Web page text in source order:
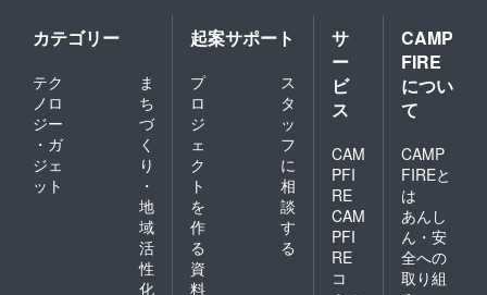
ンター
なども
ご用意
くださ
い。）
全ての
支援者
下もお
送りし
ます。
・お礼
のメー
ル ・進
捗報告
メール
くなっ
て、植
え替え
るとこ
ろが無
い場合
は、産
樹をし
ましょ
う。
（ウル
シの種
は30粒
程度お
送りし
年12月
～2022
年2月）
・2022
年2月開
催予
定 オ
ン交流
会ご招
待（ご
希望者
のみ）
以内、
字体は
行書
体、楷
書体、
ゴシッ
ク体か
ます。
備考欄
にご希
望の文
字をご
記入く
ださ
い。文
字をご
記入く
ださ
い。文
字入れ
不要の
場合も
入れ不
要」と
ご記入
くださ
い。 ＜
作品の
ストー
リー＞
ウル
カテゴリー
テク
ノロ
ジー
・ガ
ジェ
ット
ま
ち
づ
く
り
・
地
域
活
性
化
起案サポート
プ
ロ
ジ
ェ
ク
ト
を
作
る
ス
タ
ッ
フ
に
相
談
す
る
資
料
サ
ー
ビ
ス
CAM
PFI
RE
CAM
PFI
RE
コ
CAMP
FIRE
につい
て
CAMP
FIREと
は
あんし
ん・安
全への
取り組